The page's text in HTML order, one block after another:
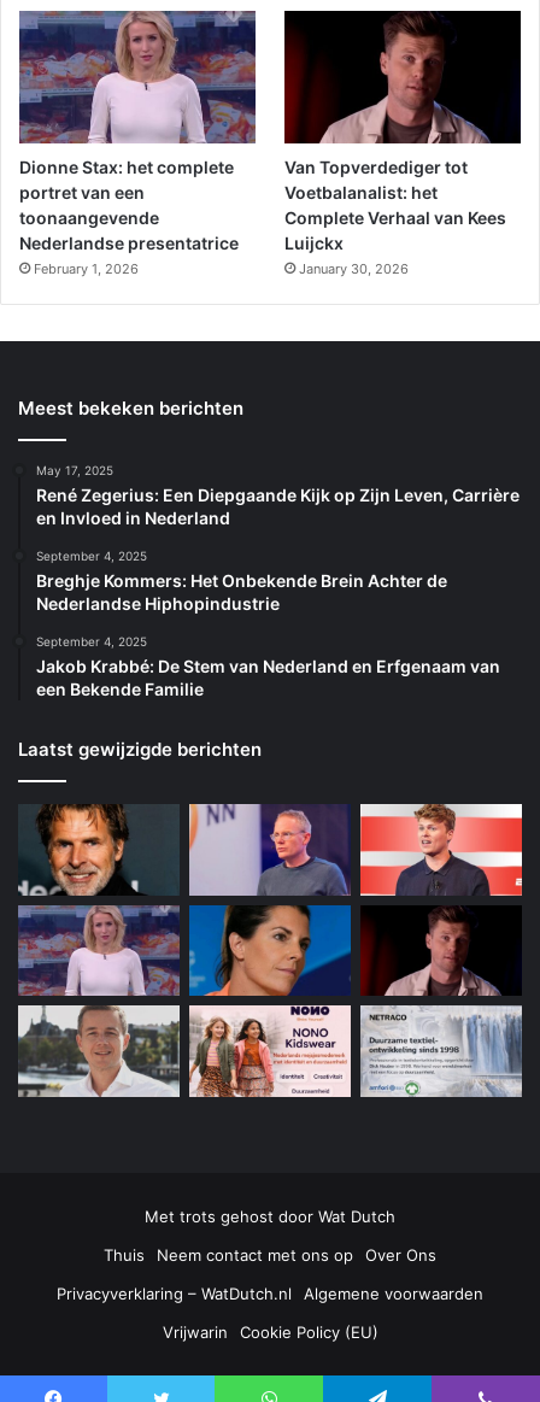
Dionne Stax: het complete
portret van een
toonaangevende
Nederlandse presentatrice
February 1, 2026
Van Topverdediger tot
Voetbalanalist: het
Complete Verhaal van Kees
Luijckx
January 30, 2026
Meest bekeken berichten
May 17, 2025
René Zegerius: Een Diepgaande Kijk op Zijn Leven, Carrière
en Invloed in Nederland
September 4, 2025
Breghje Kommers: Het Onbekende Brein Achter de
Nederlandse Hiphopindustrie
September 4, 2025
Jakob Krabbé: De Stem van Nederland en Erfgenaam van
een Bekende Familie
Laatst gewijzigde berichten
Met trots gehost door Wat Dutch
Thuis
Neem contact met ons op
Over Ons
Privacyverklaring – WatDutch.nl
Algemene voorwaarden
Vrijwarin
Cookie Policy (EU)